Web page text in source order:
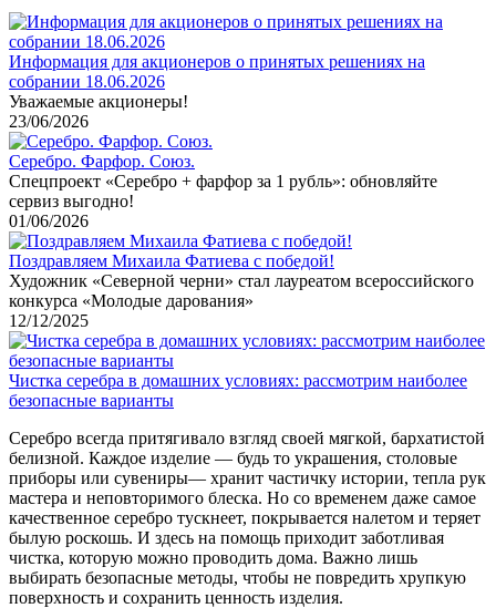
Информация для акционеров о принятых решениях на
собрании 18.06.2026
Уважаемые акционеры!
23/06/2026
Серебро. Фарфор. Союз.
Спецпроект «Серебро + фарфор за 1 рубль»: обновляйте
сервиз выгодно!
01/06/2026
Поздравляем Михаила Фатиева c победой!
Художник «Северной черни» стал лауреатом всероссийского
конкурса «Молодые дарования»
12/12/2025
Чистка серебра в домашних условиях: рассмотрим наиболее
безопасные варианты
Серебро всегда притягивало взгляд своей мягкой, бархатистой
белизной. Каждое изделие — будь то украшения, столовые
приборы или сувениры— хранит частичку истории, тепла рук
мастера и неповторимого блеска. Но со временем даже самое
качественное серебро тускнеет, покрывается налетом и теряет
былую роскошь. И здесь на помощь приходит заботливая
чистка, которую можно проводить дома. Важно лишь
выбирать безопасные методы, чтобы не повредить хрупкую
поверхность и сохранить ценность изделия.